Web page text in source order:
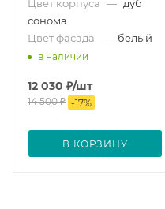
Цвет корпуса — дуб
сонома
Цвет фасада — белый
в наличии
12 030 ₽/шт
14 500₽ -17%
В КОРЗИНУ